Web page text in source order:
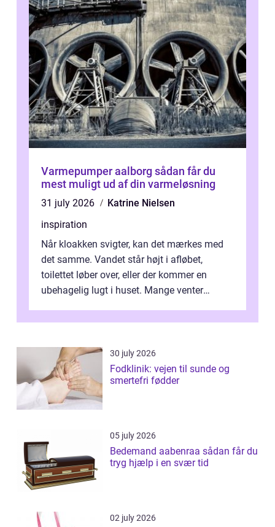
Varmepumper aalborg sådan får du
mest muligt ud af din varmeløsning
31 july 2026
Katrine Nielsen
inspiration
Når kloakken svigter, kan det mærkes med
det samme. Vandet står højt i afløbet,
toilettet løber over, eller der kommer en
ubehagelig lugt i huset. Mange venter
30 july 2026
Fodklinik: vejen til sunde og
smertefri fødder
05 july 2026
Bedemand aabenraa sådan får du
tryg hjælp i en svær tid
02 july 2026